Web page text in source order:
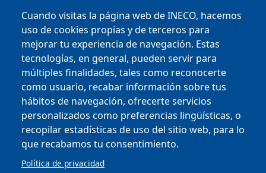
Cuando visitas la página web de INECO, hacemos
uso de cookies propias y de terceros para
mejorar tu experiencia de navegación. Estas
tecnologías, en general, pueden servir para
múltiples finalidades, tales como reconocerte
como usuario, recabar información sobre tus
hábitos de navegación, ofrecerte servicios
personalizados como preferencias lingüísticas, o
recopilar estadísticas de uso del sitio web, para lo
que recabamos tu consentimiento.
Política de privacidad
Copyright © 2025